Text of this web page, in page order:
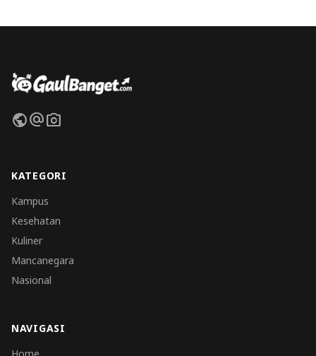
publicalternate_emailphoto_camera
KATEGORI
Kampus
Kesehatan
Kuliner
Mancanegara
Nasional
NAVIGASI